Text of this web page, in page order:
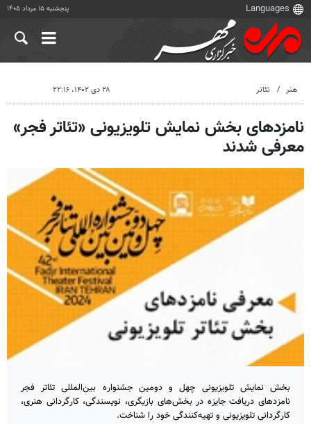
پنجشنبه ۱۵ مرداد ۱۴۰۵
هنر تئاتر ۲۸ دی ۱۴۰۲، ۲۲:۱۶
نامزدهای بخش نمایش تلویزیونی «تئاتر فجر»
معرفی شدند
بخش نمایش تلویزیونی چهل و دومین جشنواره بین‌المللی تئاتر فجر
نامزدهای دریافت جایزه در بخش‌های بازیگری، نویسندگی، کارگردانی هنری،
کارگردانی تلویزیونی و تهیه‌کنندگی خود را شناخت.